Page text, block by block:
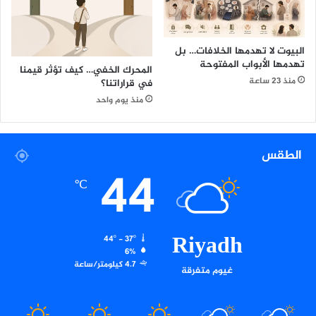
س
ا
ن
ي
ا
البيوت لا تهدمها الخلافات… بل
تهدمها الأبواب المفتوحة
منذ 23 ساعة
المحرك الخفي… كيف تؤثر قيمنا
في قراراتنا؟
منذ يوم واحد
الطقس
Riyadh
غيوم متفرقة
44
℃
44º - 37º
6%
4.7 كيلومتر/ساعة